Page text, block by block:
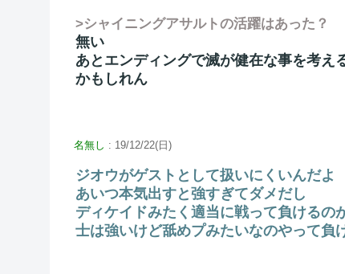
>シャイニングアサルトの活躍はあった？
無い
あとエンディングで滅が健在な事を考え
かもしれん
名無し : 19/12/22(日)
ジオウがゲストとして扱いにくいんだよ
あいつ本気出すと強すぎてダメだし
ディケイドみたく適当に戦って負けるの
士は強いけど舐めプみたいなのやって負